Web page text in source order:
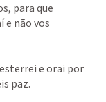
para que
não vos
e orai por
paz.